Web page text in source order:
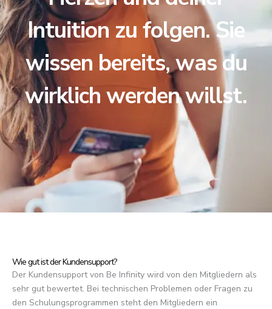
Intuition zu folgen. Sie
wissen bereits, was du
wirklich werden willst.
Wie gut ist der Kundensupport?
Der Kundensupport von Be Infinity wird von den Mitgliedern als
sehr gut bewertet. Bei technischen Problemen oder Fragen zu
den Schulungsprogrammen steht den Mitgliedern ein